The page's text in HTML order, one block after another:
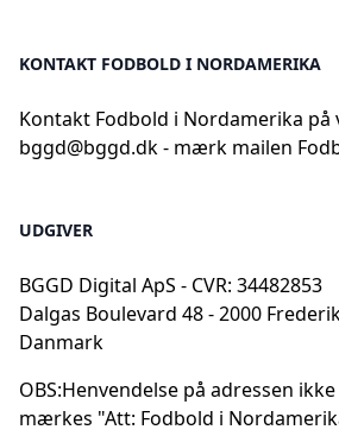
KONTAKT FODBOLD I NORDAMERIKA
Kontakt Fodbold i Nordamerika på
bggd@bggd.dk- mærk mailen
UDGIVER
BGGD Digital ApS - CVR: 34482853
Dalgas Boulevard 48 - 2000
Danmark
OBS:Henvendelse på adressen
mærkes "Att: Fodbold i